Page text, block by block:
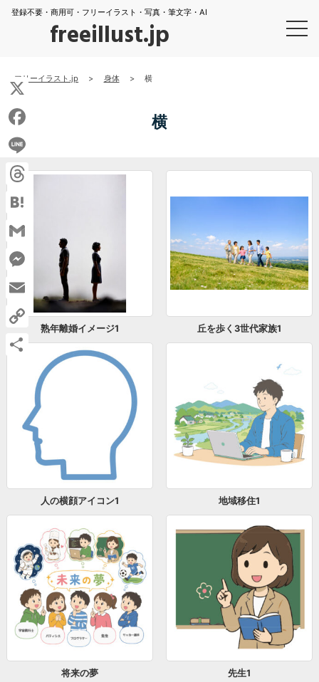
登録不要・商用可・フリーイラスト・写真・筆文字・AI
freeillust.jp
フリーイラスト.jp > 身体 > 横
横
熟年離婚イメージ1 丘を歩く3世代家族1
人の横顔アイコン1 地域移住1
将来の夢 先生1
X
Facebook
Line
Threads
Hatena
Gmail
Messenger
Email
Copy